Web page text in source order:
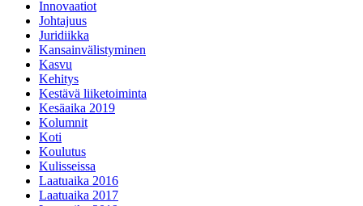
Innovaatiot
Johtajuus
Juridiikka
Kansainvälistyminen
Kasvu
Kehitys
Kestävä liiketoiminta
Kesäaika 2019
Kolumnit
Koti
Koulutus
Kulisseissa
Laatuaika 2016
Laatuaika 2017